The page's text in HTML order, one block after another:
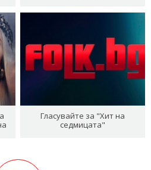
Гласувайте за "Хит на
седмицата"